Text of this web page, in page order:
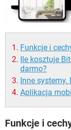
Funkcje i
Ile kosztuje
darmo?
Inne systemy.
Aplikacja
Funkcje i